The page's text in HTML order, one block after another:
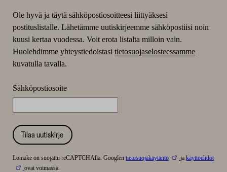
Ole hyvä ja täytä sähköpostiosoitteesi liittyäksesi
postituslistalle. Lähetämme uutiskirjeemme sähköpostiisi noin
kuusi kertaa vuodessa. Voit erota listalta milloin vain.
Huolehdimme yhteystiedoistasi tietosuojaselosteessamme
kuvatulla tavalla.
Sähköpostiosoite
Tilaa uutiskirje
Lomake on suojattu reCAPTCHAlla. Googlen tietosuojakäytäntö jakäyttöehdot
ovat voimassa.